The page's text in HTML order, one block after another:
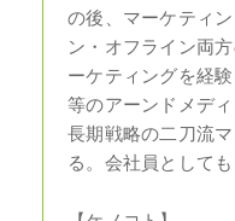
の後、マーケティ
ン・オフライン両
ーケティングを経
等のアーンドメデ
長期戦略の二刀流
る。会社員として